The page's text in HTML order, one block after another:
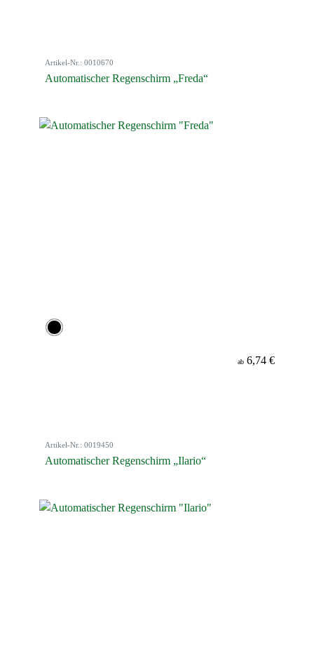
Artikel-Nr.: 0010670
Automatischer Regenschirm „Freda“
ab 6,74 €
Artikel-Nr.: 0019450
Automatischer Regenschirm „Ilario“